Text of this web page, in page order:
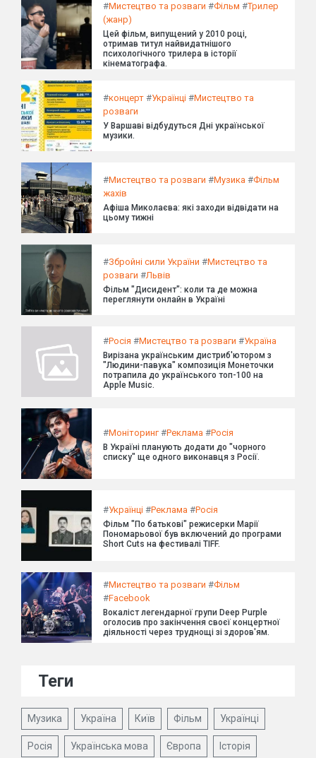
#Мистецтво та розваги #Фільм #Трилер
(жанр)
Цей фільм, випущений у 2010 році,
отримав титул найвидатнішого
психологічного трилера в історії
кінематографа.
#концерт #Українці #Мистецтво та
розваги
У Варшаві відбудуться Дні української
музики.
#Мистецтво та розваги #Музика #Фільм
жахів
Афіша Миколаєва: які заходи відвідати на
цьому тижні
#Збройні сили України #Мистецтво та
розваги #Львів
Фільм "Дисидент": коли та де можна
переглянути онлайн в Україні
#Росія #Мистецтво та розваги #Україна
Вирізана українським дистриб'ютором з
"Людини-павука" композиція Монеточки
потрапила до українського топ-100 на
Apple Music.
#Моніторинг#Реклама #Росія
В Україні планують додати до "чорного
списку" ще одного виконавця з Росії.
#Українці #Реклама #Росія
Фільм "По батькові" режисерки Марії
Пономарьової був включений до програми
Short Cuts на фестивалі TIFF.
#Мистецтво та розваги #Фільм
#Facebook
Вокаліст легендарної групи Deep Purple
оголосив про закінчення своєї концертної
діяльності через труднощі зі здоров'ям.
Теги
Музика Україна Київ Фільм Українці
Росія Українська мова Європа Історія